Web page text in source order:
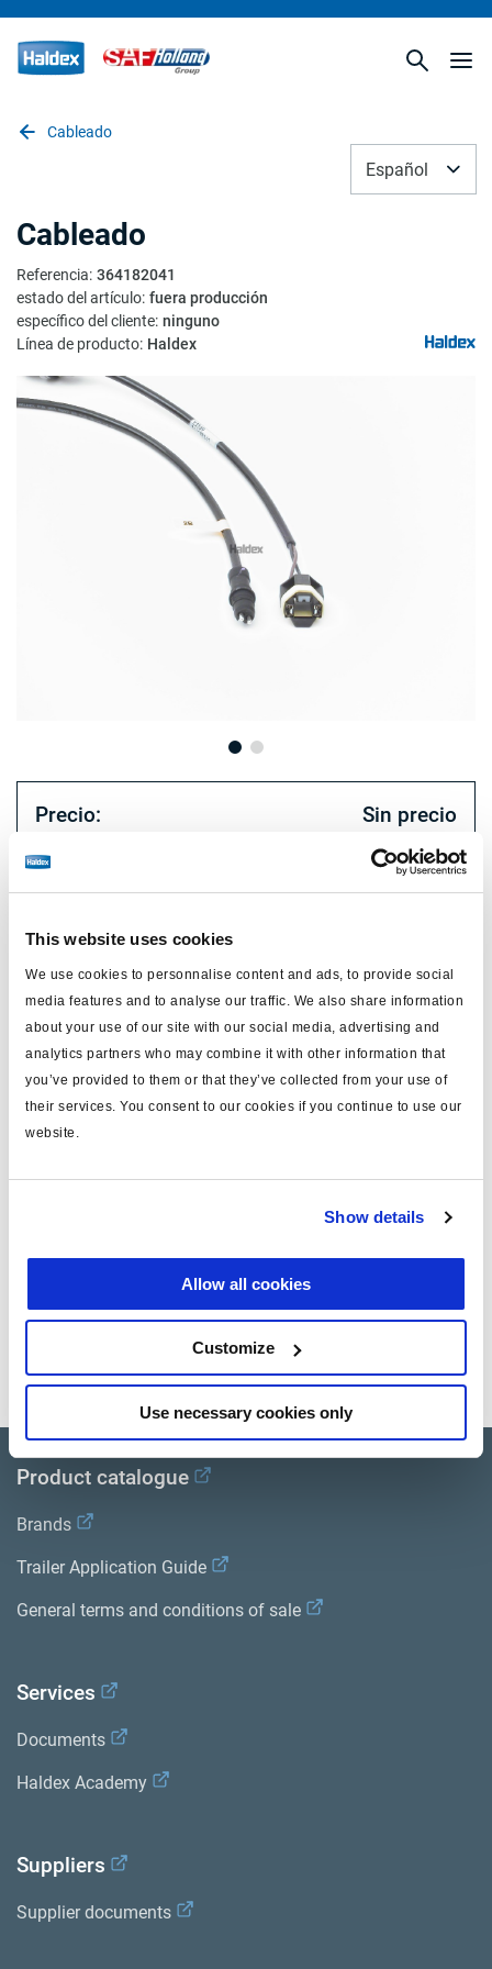
This website uses cookies
We use cookies to personnalise content and ads, to provide social
media features and to analyse our traffic. We also share information
about your use of our site with our social media, advertising and
analytics partners who may combine it with other information that
you’ve provided to them or that they’ve collected from your use of
their services. You consent to our cookies if you continue to use our
website.
Show details
Allow all cookies
Customize
Use necessary cookies only
Cableado
Español
Cableado
Referencia: 364182041
estado del artículo: fuera producción
específico del cliente: ninguno
Línea de producto: Haldex
Precio: Sin precio
Inicie sesión para ver las existencias y realizar pedidos.
Especificaciones técnicas
tipo cable extensión de sensor
long. (m) 12
color
Vea todas las publicaciones relacionadas en nuestra
Biblioteca bibliográfica de productos
Product catalogue
Brands
Trailer Application Guide
General terms and conditions of sale
Services
Documents
Haldex Academy
Suppliers
Supplier documents